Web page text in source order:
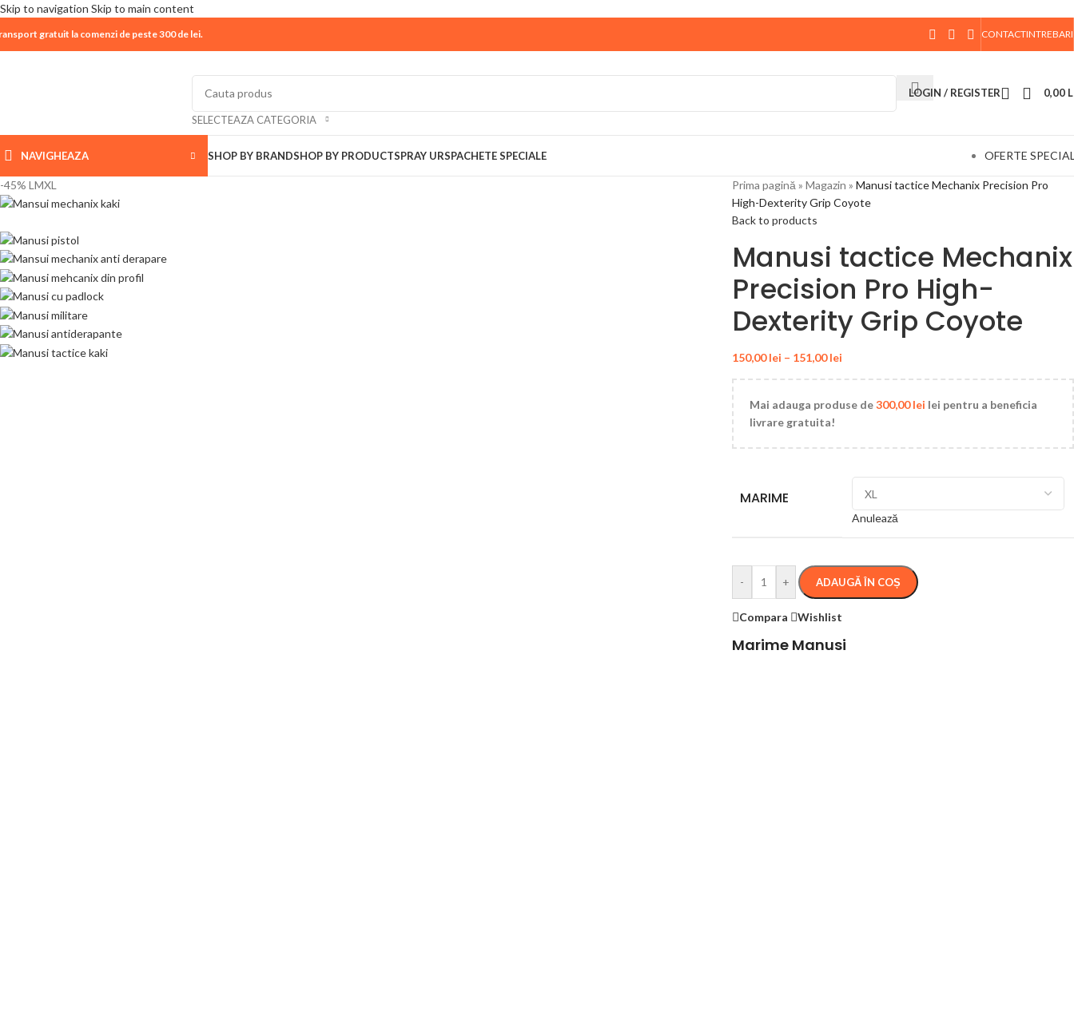
Skip to navigation Skip to main content
| 📦 Program livrari|In perioada11 August - 18 August,magazinul KPRO este inchis. Comenziile plasate pana in data de 10 August, la ora 15:00, vor fi expediate. Va
multumim pentru intelegere!
gratuit la comenzi de peste 300 de lei. CONTACTINTREBARI
SELECTEAZA CATEGORIA
LOGIN / REGISTER 0,00
NAVIGHEAZA SHOP BY BRANDSHOP BY PRODUCTSPRAY URSPACHETE SPECIALE OFERTE
-45% L MXL Prima pagină » Magazin » Manusi tactice Mechanix Precision Pro
High-Dexterity Grip Coyote
Back to products
Manusi tactice Mechanix
Precision Pro High-
Dexterity Grip Coyote
150,00lei – 151,00lei
Mai adauga produse de300,00lei lei pentru a beneficia
livrare gratuita!
MARIME
Anulează
- + ADAUGĂ ÎN COȘ
Compara Wishlist
Marime Manusi